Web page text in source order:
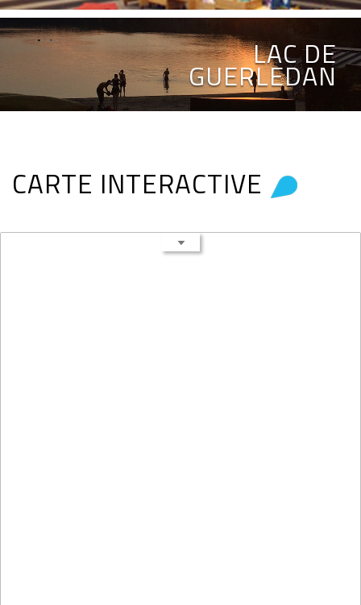
LAC DE
GUERLEDAN
CARTE INTERACTIVE